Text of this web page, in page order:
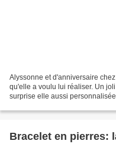
Alyssonne et d'anniversaire
qu'elle a voulu lui réaliser. Un
surprise elle aussi
Bracelet en pierres: